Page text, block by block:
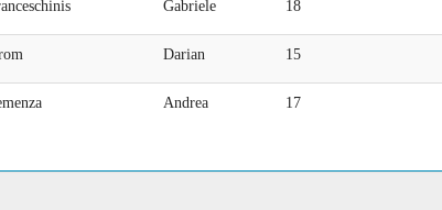
Gabriele 18
Darian 15
Andrea 17